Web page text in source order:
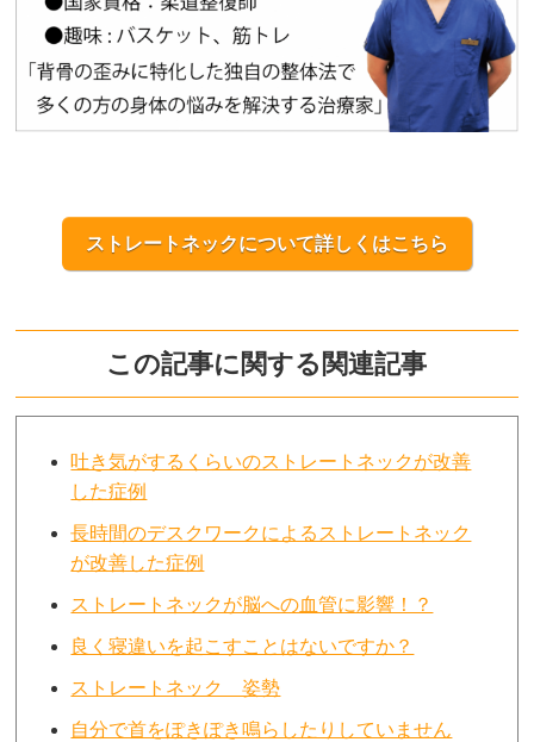
ストレートネックについて詳しくはこちら
この記事に関する関連記事
吐き気がするくらいのストレートネックが改善
した症例
長時間のデスクワークによるストレートネック
が改善した症例
ストレートネックが脳への血管に影響！？
良く寝違いを起こすことはないですか？
ストレートネック 姿勢
自分で首をぽきぽき鳴らしたりしていません